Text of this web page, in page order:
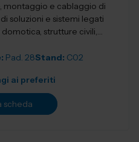
montaggio e cablaggio di
soluzioni e sistemi legati
strutture civili,
Pad. 28Stand: C02
ai preferiti
scheda